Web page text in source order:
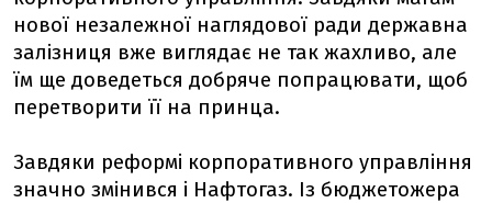
нової незалежної наглядової ради державна
залізниця вже виглядає не так жахливо, але
їм ще доведеться добряче попрацювати, щоб
перетворити її на принца.
Завдяки реформі корпоративного управління
значно змінився і Нафтогаз. Із бюджетожера